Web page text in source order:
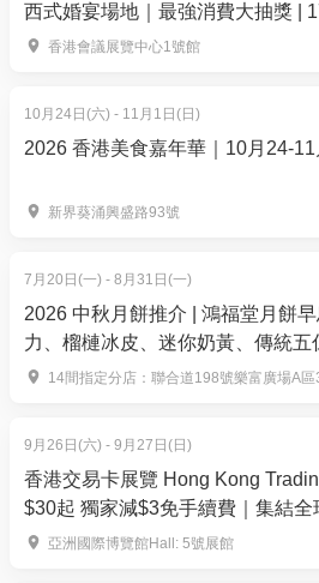
數碼奇幻星球
郵到 01space@hk01.com。
於「01空間」購票，每消費$1即
分」。揀啱心水活動，以100分
西式婚宴場地｜最強消費大抽獎 |
香港會議展覽中心1號館
10月24日(六) - 11月1日(日)
2026 香港美食嘉年華｜10月24-
新界葵涌興盛路93號
7月20日(一) - 8月31日(一)
2026 中秋月餅推介 | 鴻福堂月餅
力、榴槤冰皮、迷你奶黃、傳統五
店換領
14間指定分店：聯合道198號樂富廣場A
9月26日(六) - 9月27日(日)
香港交易卡展覽 Hong Kong
$30起 獨家減$3免手續費｜集結
150+攤位— 運動卡、寶可夢、集
亞洲國際博覽館Hall: 5號展館